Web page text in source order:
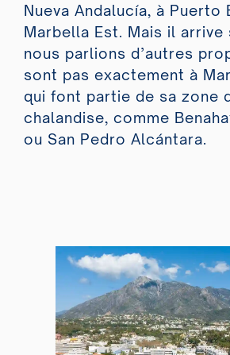
Nueva Andalucía, à Puerto
Marbella Est. Mais il arrive
nous parlions d’autres
sont pas exactement à
qui font partie de sa zone
chalandise, comme
ou San Pedro Alcántara.